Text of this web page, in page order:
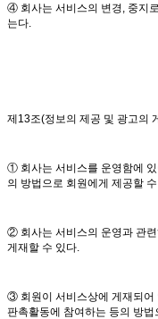
④ 회사는 서비스의 변경, 중지
는다.
제13조(정보의 제공 및 광고의
① 회사는 서비스를 운영함에
의 방법으로 회원에게 제공할 수
② 회사는 서비스의 운영과 관
게재할 수 있다.
③ 회원이 서비스상에 게재되어
판촉활동에 참여하는 등의 방